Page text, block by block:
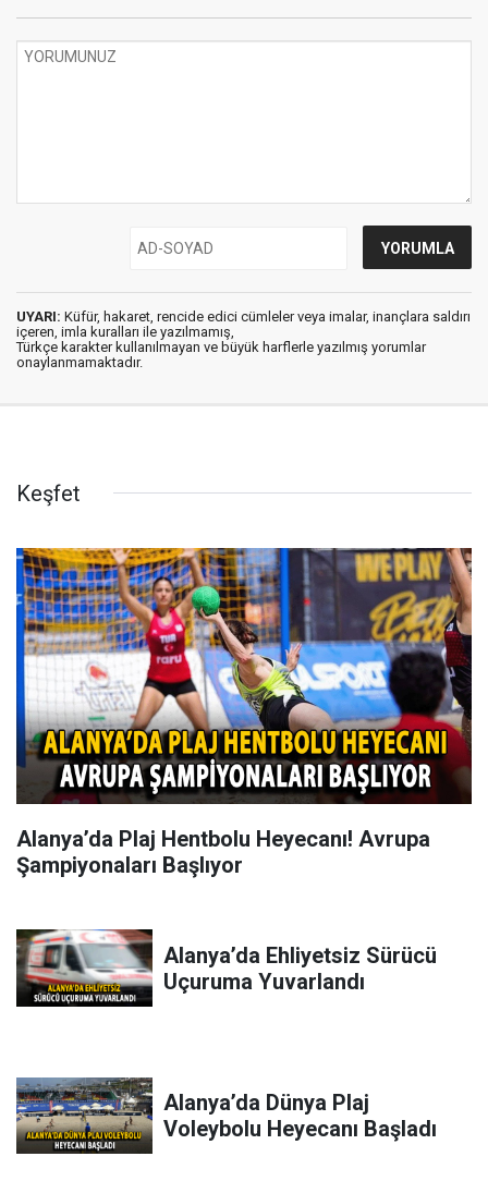
UYARI: Küfür, hakaret, rencide edici cümleler veya imalar, inançlara saldırı
içeren, imla kuralları ile yazılmamış,
Türkçe karakter kullanılmayan ve büyük harflerle yazılmış yorumlar
onaylanmamaktadır.
Keşfet
Alanya’da Plaj Hentbolu Heyecanı! Avrupa
Şampiyonaları Başlıyor
Alanya’da Ehliyetsiz Sürücü
Uçuruma Yuvarlandı
Alanya’da Dünya Plaj
Voleybolu Heyecanı Başladı